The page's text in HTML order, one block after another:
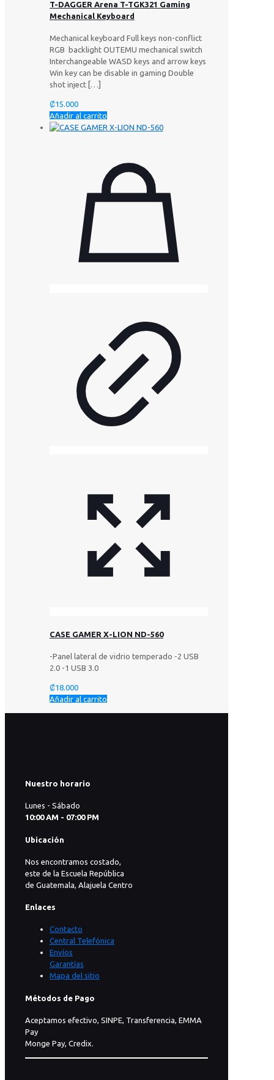
T-DAGGER Arena T-TGK321 Gaming
Mechanical Keyboard
Mechanical keyboard Full keys non-conflict
RGB backlight OUTEMU mechanical switch
Interchangeable WASD keys and arrow keys
Win key can be disable in gaming Double
shot inject […]
₡15.000
Añadir al carrito
CASE GAMER X-LION ND-560
-Panel lateral de vidrio temperado -2 USB
2.0 -1 USB 3.0
₡18.000
Añadir al carrito
Nuestro horario
Lunes - Sábado
10:00 AM - 07:00 PM
Ubicación
Nos encontramos costado,
este de la Escuela República
de Guatemala, Alajuela Centro
Enlaces
Contacto
Central Telefónica
Envíos
Garantías
Mapa del sitio
Métodos de Pago
Aceptamos efectivo, SINPE, Transferencia, EMMA
Pay
Monge Pay, Credix.